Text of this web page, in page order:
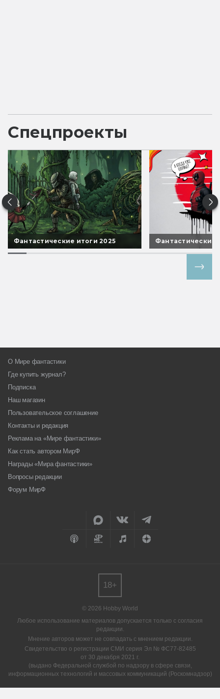
Спецпроекты
Фантастические итоги 2025 Фантастические
О Мире фантастики
Где купить журнал?
Подписка
Наш магазин
Пользовательское соглашение
Контакты и редакция
Реклама на «Мире фантастики»
Как стать автором МирФ
Награды «Мира фантастики»
Вопросы редакции
Форум МирФ
© 2026 Hobby World
Любое использование материалов допускается только с согласия
редакции.
Мнение авторов может не совпадать с мнением редакции.
Свидетельство о регистрации СМИ серия Эл № ФС77-82485
от 30 декабря 2021 г.
(выдано Федеральной службой по надзору в сфере связи,
информационных технологий и массовых коммуникаций (Роскомнадзор)
18+